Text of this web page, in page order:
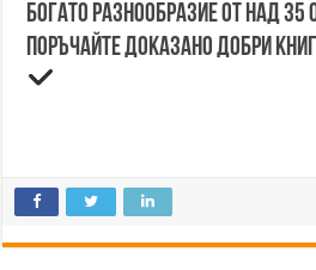
Богато разнообразие от над 35
Поръчайте доказано добри